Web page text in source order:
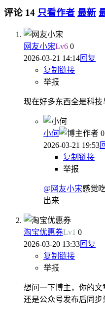
评论 14 只看作者 最新
网友小宋Lv6 0
2026-03-21 14:14回复
复制链接
举报
现在好多东西全是科
小何 作者 0
2026-03-21 19:53
复制链接
举报
@网友小宋感觉
出来
淘宝优惠券Lv1 0
2026-03-20 13:33回复
复制链接
举报
想问一下博主，你的文
还是公众号发布后同步